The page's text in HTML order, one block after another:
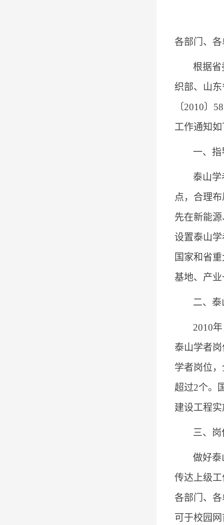
各部门、
根据省
织部、山
〔2010〕 58
工作通知
一、指
泰山
点，合理
先在新能
设置泰山
国家和省
基地、产
二、
2010
泰山学者
学者岗位
超过2个。
建设工程
三、
做好泰
传达上级
各部门、
可于校园